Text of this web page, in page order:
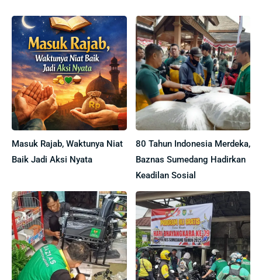
Masuk Rajab, Waktunya Niat
Baik Jadi Aksi Nyata
80 Tahun Indonesia Merdeka,
Baznas Sumedang Hadirkan
Keadilan Sosial